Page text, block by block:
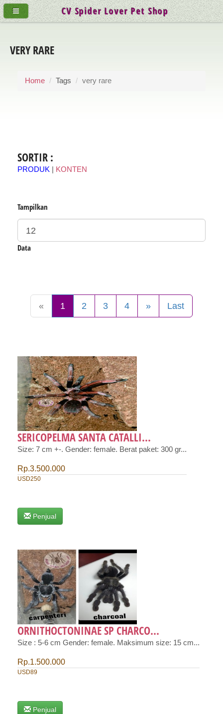
VERY RARE
Home Tags very rare
SORTIR :
PRODUK KONTEN
Tampilkan
Data
« 1 2 3 4 » Last
SERICOPELMA SANTA CATALLI...
Size: 7 cm +-. Gender: female. Berat paket: 300 gr...
Rp.3.500.000
USD250
Penjual
ORNITHOCTONINAE SP CHARCO...
Size : 5-6 cm Gender: female. Maksimum size: 15 cm...
Rp.1.500.000
USD89
Penjual
CV Spider Lover Pet Shop